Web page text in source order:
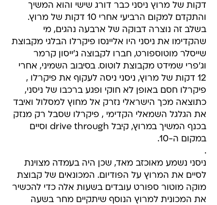
דקות של מרוץ ניסני כבר דורג שישי והוא המשיך
והתקדם למקום הרביעי אחרי 10 דקות של מרוץ.
בשלב זה נוצרה דבוקה של ארבעה נהגים, מי
שהקדימו את ניסני היו אליינסו פיקרלו הבלגי מקבוצת
שייסלר מוטוספורט, חברו לקבוצה ג'ייסון קרמר
וג'פרי שמידט מקבוצת לוטוס. בסיבוב השמיני, אחרי
12 דקות של מרוץ, ניסני ניסה לעקוף את פיקרלו ,
פיקרלו חסם באופן לא חוקי ופגע ברכבו של ניסני,
כתוצאה מכך הישראלי נזרק אל מחוץ למסלול ואיבד
את הגלגל השמאלי הקדימי , פיקרלו שסבל רק מנזק
בכנף המשיך במרוץ, קיבל drive through וסיים
במקום ה-10.
.
ניסני נשמע מאוכזב מאד, שכן היה בעמדה מצוינת
לסיים את המרוץ על הפודיום. המכונאים של קבוצת
מוקה מוטור ספורט עובדים בשעות אלה כדי להכשיר
את המכונית למרוץ הנוסף שיתקיים מחר בשעה